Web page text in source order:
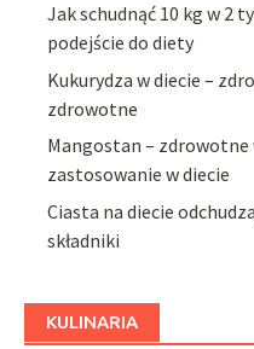
Jak schudnąć 10 kg w 2
podejście do diety
Kukurydza w diecie –
zdrowotne
Mangostan – zdrowotne
zastosowanie w diecie
Ciasta na diecie
składniki
KULINARIA